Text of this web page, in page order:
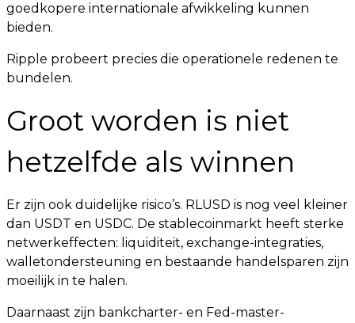
goedkopere internationale afwikkeling kunnen
bieden.
Ripple probeert precies die operationele redenen te
bundelen.
Groot worden is niet
hetzelfde als winnen
Er zijn ook duidelijke risico’s. RLUSD is nog veel kleiner
dan USDT en USDC. De stablecoinmarkt heeft sterke
netwerkeffecten: liquiditeit, exchange-integraties,
walletondersteuning en bestaande handelsparen zijn
moeilijk in te halen.
Daarnaast zijn bankcharter- en Fed-master-